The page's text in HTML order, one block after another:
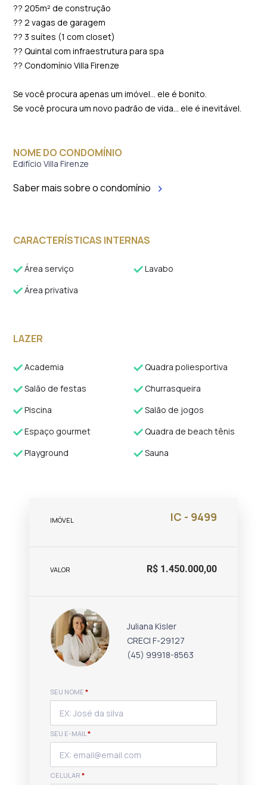
?? 205m² de construção
?? 2 vagas de garagem
?? 3 suítes (1 com closet)
?? Quintal com infraestrutura para spa
?? Condomínio Villa Firenze
Se você procura apenas um imóvel… ele é bonito.
Se você procura um novo padrão de vida… ele é inevitável.
NOME DO CONDOMÍNIO
Edifício Villa Firenze
Saber mais sobre o condomínio
CARACTERÍSTICAS INTERNAS
Área serviço
Lavabo
Área privativa
LAZER
Academia
Quadra poliesportiva
Salão de festas
Churrasqueira
Piscina
Salão de jogos
Espaço gourmet
Quadra de beach tênis
Playground
Sauna
IMÓVEL IC - 9499
VALOR R$ 1.450.000,00
Juliana Kisler
CRECI F-29127
(45) 99918-8563
SEU NOME *
SEU E-MAIL*
CELULAR *